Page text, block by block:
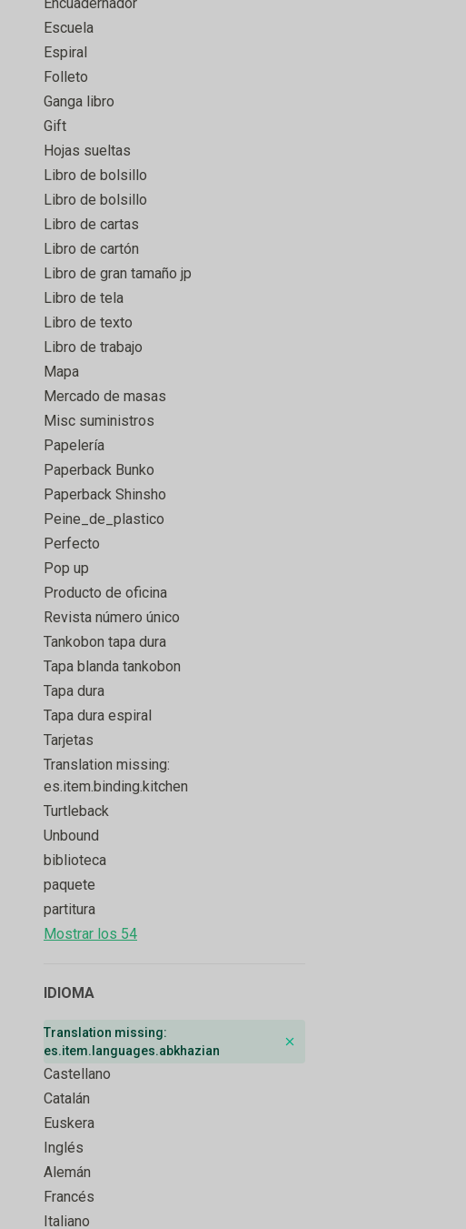
Escuela
Espiral
Folleto
Ganga libro
Gift
Hojas sueltas
Libro de bolsillo
Libro de bolsillo
Libro de cartas
Libro de cartón
Libro de gran tamaño jp
Libro de tela
Libro de texto
Libro de trabajo
Mapa
Mercado de masas
Misc suministros
Papelería
Paperback Bunko
Paperback Shinsho
Peine_de_plastico
Perfecto
Pop up
Producto de oficina
Revista número único
Tankobon tapa dura
Tapa blanda tankobon
Tapa dura
Tapa dura espiral
Tarjetas
Translation missing:
es.item.binding.kitchen
Turtleback
Unbound
biblioteca
paquete
partitura
Mostrar los 54
IDIOMA
Translation missing:
es.item.languages.abkhazian
Remove badge
Castellano
Catalán
Euskera
Inglés
Alemán
Francés
Italiano